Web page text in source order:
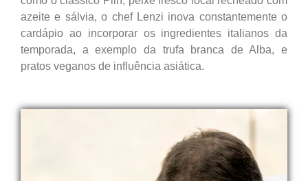
azeite e sálvia, o chef Lenzi inova constantemente o
cardápio ao incorporar os ingredientes italianos da
temporada, a exemplo da trufa branca de Alba, e
pratos veganos de influência asiática.